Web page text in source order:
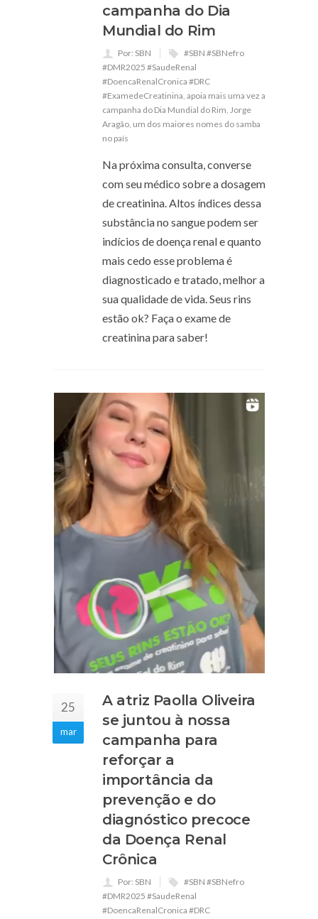
campanha do Dia
Mundial do Rim
Por: SBN
#SBN #SBNefro
#DMR2025 #SaudeRenal
#DoencaRenalCronica #DRC
#ExamedeCreatinina apoia mais uma vez a
campanha do Dia Mundial do Rim Jorge
Aragão um dos maiores nomes do samba
no país
Na próxima consulta, converse
com seu médico sobre a dosagem
de creatinina. Altos índices dessa
substância no sangue podem ser
indícios de doença renal e quanto
mais cedo esse problema é
diagnosticado e tratado, melhor a
sua qualidade de vida. Seus rins
estão ok? Faça o exame de
creatinina para saber!
25
mar
A atriz Paolla Oliveira
se juntou à nossa
campanha para
reforçar a
importância da
prevenção e do
diagnóstico precoce
da Doença Renal
Crônica
Por: SBN
#SBN #SBNefro
#DMR2025 #SaudeRenal
#DoencaRenalCronica #DRC